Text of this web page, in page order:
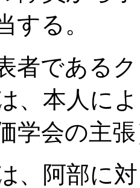
する。
者である
、本人に
学会の主
、阿部に